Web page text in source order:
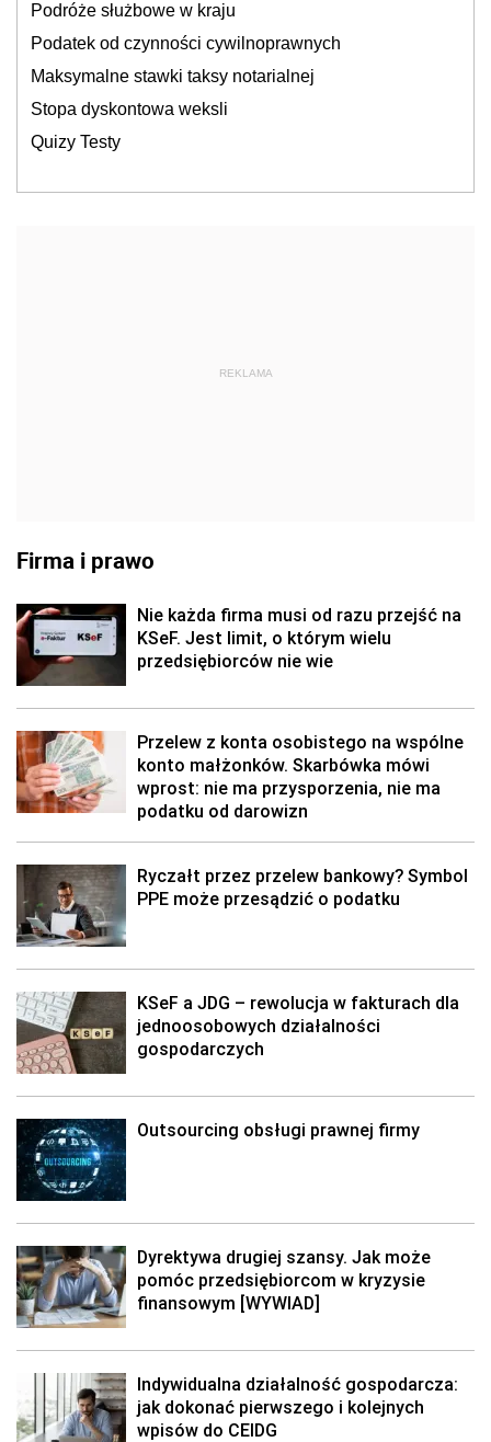
Podróże służbowe w kraju
Podatek od czynności cywilnoprawnych
Maksymalne stawki taksy notarialnej
Stopa dyskontowa weksli
Quizy Testy
REKLAMA
Firma i prawo
Nie każda firma musi od razu przejść na
KSeF. Jest limit, o którym wielu
przedsiębiorców nie wie
Przelew z konta osobistego na wspólne
konto małżonków. Skarbówka mówi
wprost: nie ma przysporzenia, nie ma
podatku od darowizn
Ryczałt przez przelew bankowy? Symbol
PPE może przesądzić o podatku
KSeF a JDG – rewolucja w fakturach dla
jednoosobowych działalności
gospodarczych
Outsourcing obsługi prawnej firmy
Dyrektywa drugiej szansy. Jak może
pomóc przedsiębiorcom w kryzysie
finansowym [WYWIAD]
Indywidualna działalność gospodarcza:
jak dokonać pierwszego i kolejnych
wpisów do CEIDG